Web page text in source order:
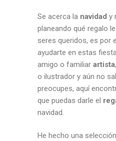
Se acerca la navidad y
planeando qué regalo
seres queridos, es por
ayudarte en estas
amigo o familiar artista
o ilustrador y aún no
preocupes, aquí
que puedas darle el
navidad.
He hecho una